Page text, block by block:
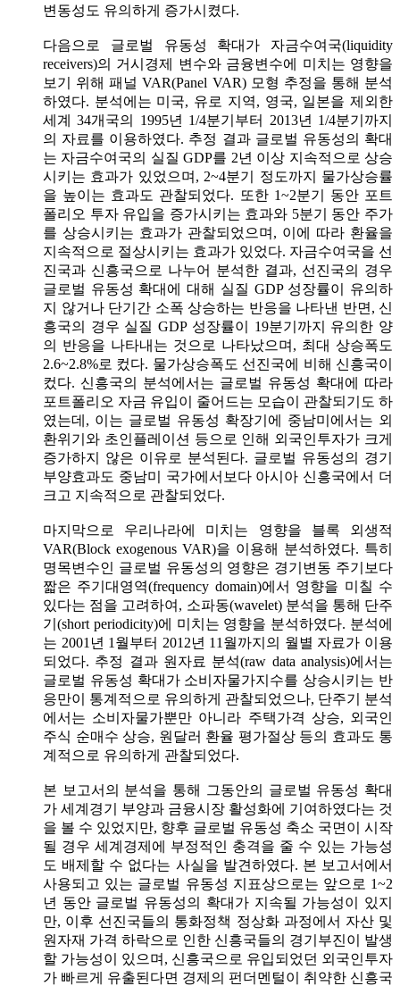
변동성도 유의하게 증가시켰다.
다음으로 글로벌 유동성 확대가 자금수여국(liquidity
receivers)의 거시경제 변수와 금융변수에 미치는 영향을
보기 위해 패널 VAR(Panel VAR) 모형 추정을 통해 분석
하였다. 분석에는 미국, 유로 지역, 영국, 일본을 제외한
세계 34개국의 1995년 1/4분기부터 2013년 1/4분기까지
의 자료를 이용하였다. 추정 결과 글로벌 유동성의 확대
는 자금수여국의 실질 GDP를 2년 이상 지속적으로 상승
시키는 효과가 있었으며, 2~4분기 정도까지 물가상승률
을 높이는 효과도 관찰되었다. 또한 1~2분기 동안 포트
폴리오 투자 유입을 증가시키는 효과와 5분기 동안 주가
를 상승시키는 효과가 관찰되었으며, 이에 따라 환율을
지속적으로 절상시키는 효과가 있었다. 자금수여국을 선
진국과 신흥국으로 나누어 분석한 결과, 선진국의 경우
글로벌 유동성 확대에 대해 실질 GDP 성장률이 유의하
지 않거나 단기간 소폭 상승하는 반응을 나타낸 반면, 신
흥국의 경우 실질 GDP 성장률이 19분기까지 유의한 양
의 반응을 나타내는 것으로 나타났으며, 최대 상승폭도
2.6~2.8%로 컸다. 물가상승폭도 선진국에 비해 신흥국이
컸다. 신흥국의 분석에서는 글로벌 유동성 확대에 따라
포트폴리오 자금 유입이 줄어드는 모습이 관찰되기도 하
였는데, 이는 글로벌 유동성 확장기에 중남미에서는 외
환위기와 초인플레이션 등으로 인해 외국인투자가 크게
증가하지 않은 이유로 분석된다. 글로벌 유동성의 경기
부양효과도 중남미 국가에서보다 아시아 신흥국에서 더
크고 지속적으로 관찰되었다.
마지막으로 우리나라에 미치는 영향을 블록 외생적
VAR(Block exogenous VAR)을 이용해 분석하였다. 특히
명목변수인 글로벌 유동성의 영향은 경기변동 주기보다
짧은 주기대영역(frequency domain)에서 영향을 미칠 수
있다는 점을 고려하여, 소파동(wavelet) 분석을 통해 단주
기(short periodicity)에 미치는 영향을 분석하였다. 분석에
는 2001년 1월부터 2012년 11월까지의 월별 자료가 이용
되었다. 추정 결과 원자료 분석(raw data analysis)에서는
글로벌 유동성 확대가 소비자물가지수를 상승시키는 반
응만이 통계적으로 유의하게 관찰되었으나, 단주기 분석
에서는 소비자물가뿐만 아니라 주택가격 상승, 외국인
주식 순매수 상승, 원달러 환율 평가절상 등의 효과도 통
계적으로 유의하게 관찰되었다.
본 보고서의 분석을 통해 그동안의 글로벌 유동성 확대
가 세계경기 부양과 금융시장 활성화에 기여하였다는 것
을 볼 수 있었지만, 향후 글로벌 유동성 축소 국면이 시작
될 경우 세계경제에 부정적인 충격을 줄 수 있는 가능성
도 배제할 수 없다는 사실을 발견하였다. 본 보고서에서
사용되고 있는 글로벌 유동성 지표상으로는 앞으로 1~2
년 동안 글로벌 유동성의 확대가 지속될 가능성이 있지
만, 이후 선진국들의 통화정책 정상화 과정에서 자산 및
원자재 가격 하락으로 인한 신흥국들의 경기부진이 발생
할 가능성이 있으며, 신흥국으로 유입되었던 외국인투자
가 빠르게 유출된다면 경제의 펀더멘털이 취약한 신흥국